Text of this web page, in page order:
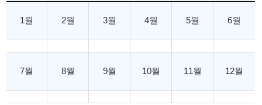
1월 2월 3월 4월 5월 6월
7월 8월 9월 10월 11월 12월